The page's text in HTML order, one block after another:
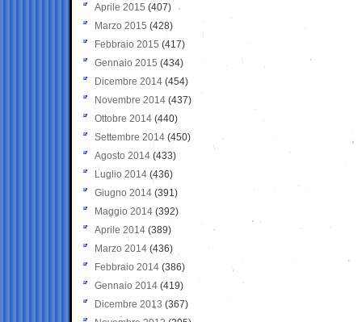
Aprile 2015 (407)
Marzo 2015 (428)
Febbraio 2015 (417)
Gennaio 2015 (434)
Dicembre 2014 (454)
Novembre 2014 (437)
Ottobre 2014 (440)
Settembre 2014 (450)
Agosto 2014 (433)
Luglio 2014 (436)
Giugno 2014 (391)
Maggio 2014 (392)
Aprile 2014 (389)
Marzo 2014 (436)
Febbraio 2014 (386)
Gennaio 2014 (419)
Dicembre 2013 (367)